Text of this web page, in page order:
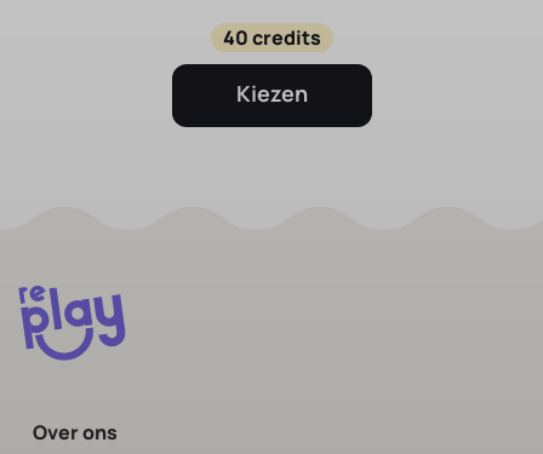
40 credits
Kiezen
Over ons